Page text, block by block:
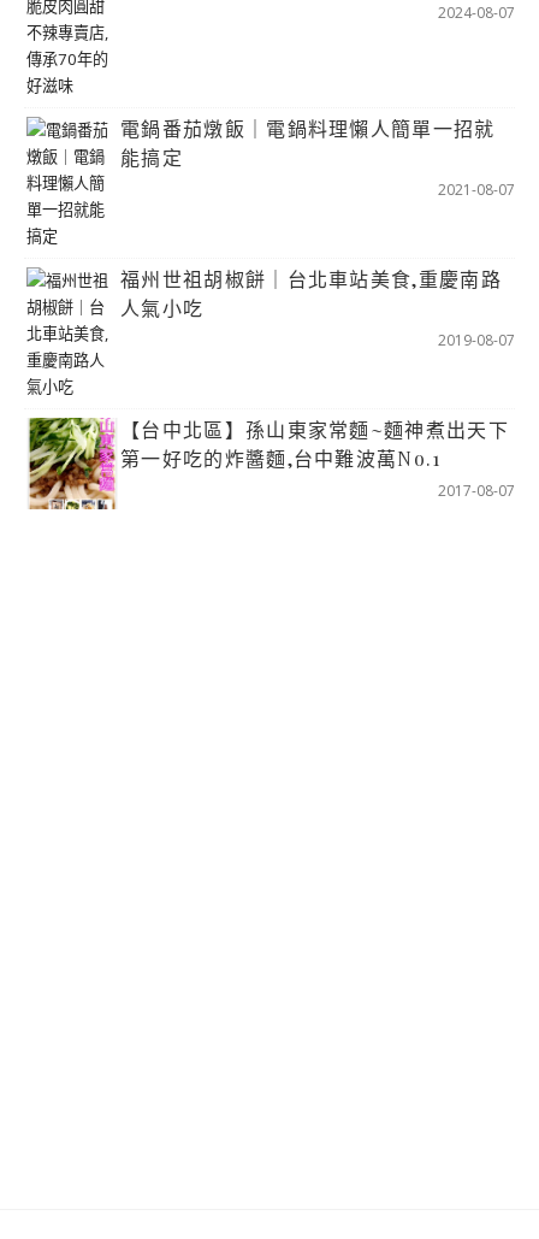
2024-08-07
電鍋番茄燉飯｜電鍋料理懶人簡單一招就
能搞定
2021-08-07
福州世祖胡椒餅｜台北車站美食,重慶南路
人氣小吃
2019-08-07
【台中北區】孫山東家常麵~麵神煮出天下
第一好吃的炸醬麵,台中難波萬No.1
2017-08-07